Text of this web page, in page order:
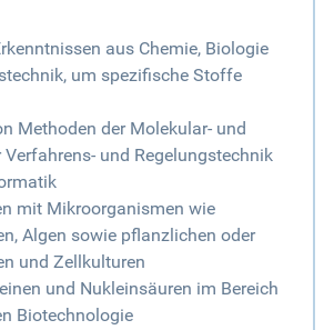
aus Chemie, Biologie
um spezifische Stoffe
Methoden der Molekular- und
Verfahrens- und Regelungstechnik
mit Mikroorganismen wie
Algen sowie pflanzlichen oder
und Zellkulturen
und Nukleinsäuren im Bereich
Biotechnologie